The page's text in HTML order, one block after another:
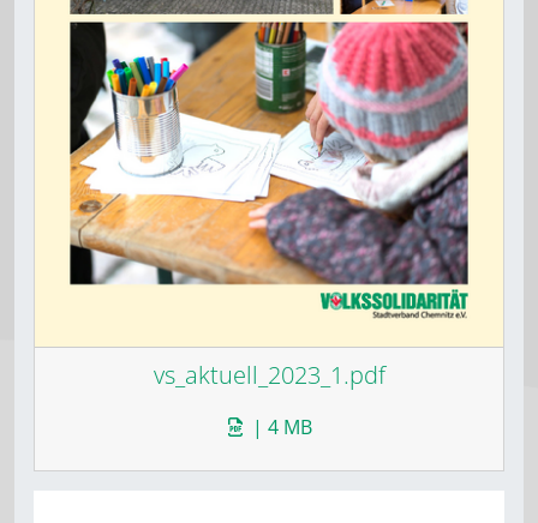
vs_aktuell_2023_1.pdf
| 4 MB